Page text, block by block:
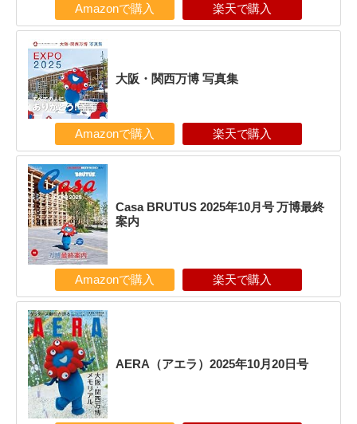
Amazonで購入 楽天で購入
大阪・関西万博 写真集
Amazonで購入 楽天で購入
Casa BRUTUS 2025年10月号 万博最終
案内
Amazonで購入 楽天で購入
AERA（アエラ）2025年10月20日号